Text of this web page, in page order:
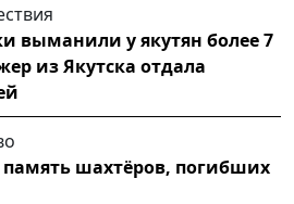
выманили у якутян более 7
из Якутска отдала
шахтёров, погибших